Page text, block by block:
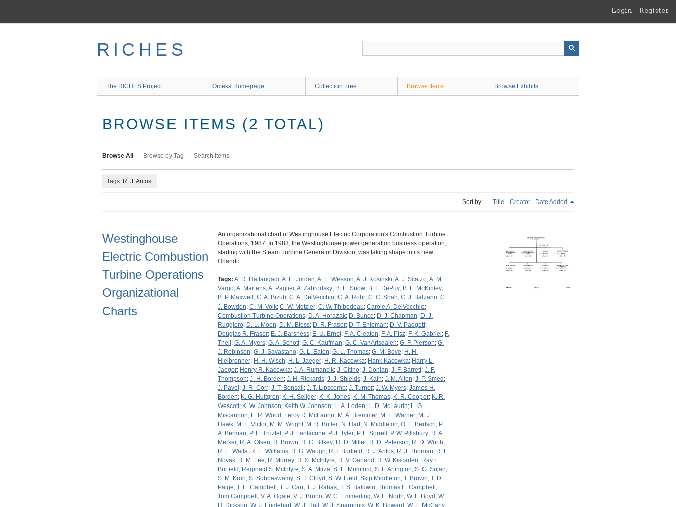
main
Login Register
RICHES
The RICHES Project Omeka Homepage Collection Tree Browse Items Browse Exhibits
BROWSE ITEMS (2 TOTAL)
Browse All Browse by Tag Search Items
Tags: R. J. Antos
Sort by: Title Creator Date Added
Westinghouse
Electric Combustion
Turbine Operations
Organizational
Charts
An organizational chart of Westinghouse Electric Corporation's Combustion Turbine
Operations, 1987. In 1983, the Westinghouse power generation business operation,
starting with the Steam Turbine Generator Division, was taking shape in its new
Orlando…
Tags: A. D. Hattangadi;A. E. Jordan;A. E. Wesson;A. J. Kosinski;A. J. Scalzo;A. M.
Vargo;A. Martens;A. Pagliei;A. Zabrodsky; B. E. Snow; B. F. DePuy; B. L. McKinley;
B. P. Maxwell ; C. A. Bizub; C. A. DelVecchio; C. A. Rohr; C. C. Shah; C. J. Balzano; C.
J. Bowden; C. M. Volk; C. W. Metzler; C. W. Thibedeau; Carole A. DelVecchio;
Combustion Turbine Operations; D. A. Horazak; D. Bunce; D. J. Chapman; D. J.
Ruggiero; D. L. Moen; D. M. Bless; D. R. Fraser; D. T. Enteman; D. V. Padgett;
Douglas R. Fraser; E. J. Barsness; E. U. Ernst; F. A. Cleaton; F. A. Pisz; F. K. Gabriel ; F.
Theil ; G. A. Myers; G. A. Schott; G. C. Kaufman; G. C. VanArtsdalen; G. F. Pierson; G.
J. Robinson; G. J. Savastano; G. L. Eaton; G. L. Thomas; G. M. Bove; H. H.
Hielbronner; H. H. Wisch; H. L. Jaeger; H. R. Kacowka; Hank Kacowka; Harry L.
Jaeger; Henry R. Kacowka; J. A. Rumancik; J. Citino; J. Donlan; J. F. Barrett; J. F.
Thompson; J. H. Borden; J. H. Rickards; J. J. Shields; J. Kain; J. M. Allen; J. P. Smed ;
J. Pavel ; J. R. Corr; J. T. Bonsall ; J. T. Lipscomb; J. Turner; J. W. Myers; James H.
Borden; K. G. Hultgren; K. H. Seliger; K. K. Jones; K. M. Thomas; K. R. Cooper; K. R.
Wescott; K. W. Johnson; Keith W. Johnson; L. A. Loden; L. D. McLaurin; L. G.
Miscannon; L. R. Wood ; Leroy D. McLaurin; M. A. Bremmer; M. E. Warner; M. J.
Hawk; M. L. Victor; M. M. Wright; M. R. Butler; N. Hart; N. Middleton; O. L. Bertsch; P.
A. Berman; P. E. Troztel ; P. J. Fantacone; P. J. Tyler; P. L. Sorrell ; P. W. Pillsbury; R. A.
Merker; R. A. Olsen; R. Brown; R. C. Bilkey; R. D. Miller; R. D. Peterson; R. D. Worth;
R. E. Walls; R. E. Williams; R. G. Waugh; R. I. Burfield ; R. J. Antos; R. J. Thoman; R. L.
Novak; R. M. Lee; R. Murray; R. S. McIntyre; R. V. Garland ; R. W. Kiscaden; Ray I.
Burfield ; Reginald S. McIntyre; S. A. Mirza; S. E. Mumford ; S. F. Arlington; S. G. Sujan;
S. M. Kron; S. Subbaswamy; S. T. Cloyd ; S. W. Field ; Skip Middleton; T. Brown; T. D.
Paige; T. E. Campbell ; T. J. Carr; T. J. Rabas; T. S. Baldwin; Thomas E. Campbell ;
Tom Campbell ; V. A. Ogale; V. J. Bruno; W. C. Emmerling; W. E. North; W. F. Boyd ; W.
H. Dickson; W. J. Englehart; W. J. Hall ; W. J. Snarponis; W. K. Howard ; W. L. McCarty;